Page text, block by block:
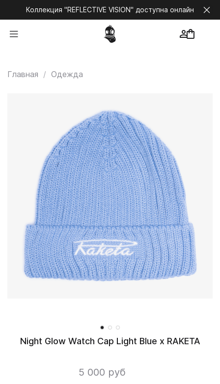
Коллекция "REFLECTIVE VISION" доступна онлайн
Главная Одежда
Night Glow Watch Cap Light Blue x RAKETA
5 000 руб